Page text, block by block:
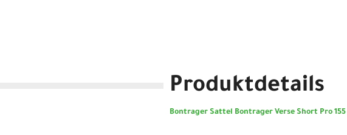
Produktdetails
Bontrager Sattel Bontrager Verse Short Pro